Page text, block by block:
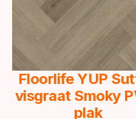
Floorlife YUP
visgraat Smoky
plak